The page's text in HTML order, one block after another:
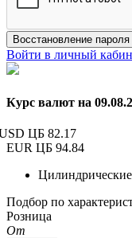
Восстановление пароля
Войти в личный
Курс валют на
ЦБ 82.17
EUR ЦБ 94.84
Подбор по
Розница
От